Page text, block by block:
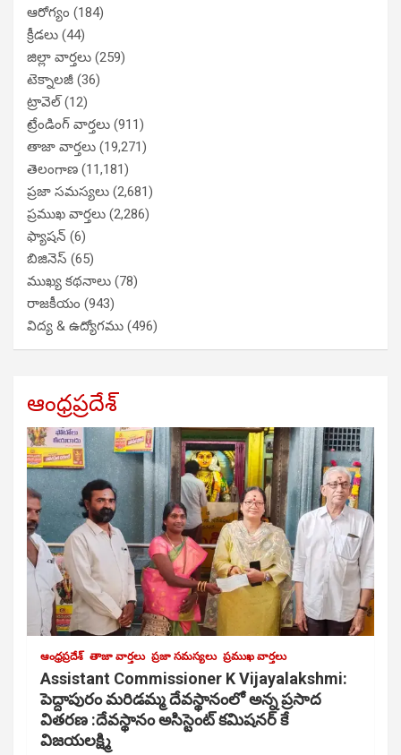
ఆరోగ్యం (184)
క్రీడలు (44)
జిల్లా వార్తలు (259)
టెక్నాలజీ (36)
ట్రావెల్(12)
ట్రేండింగ్ వార్తలు (911)
తాజా వార్తలు (19,271)
తెలంగాణ (11,181)
ప్రజా సమస్యలు (2,681)
ప్రముఖ వార్తలు (2,286)
ఫ్యాషన్ (6)
బిజినెస్ (65)
ముఖ్య కథనాలు (78)
రాజకీయం (943)
విద్య & ఉద్యోగము (496)
ఆంధ్రప్రదేశ్
ఆంధ్రప్రదేశ్ తాజా వార్తలు ప్రజా సమస్యలు ప్రముఖ వార్తలు
Assistant Commissioner K Vijayalakshmi:
పెద్దాపురం మరిడమ్మ దేవస్థానంలో అన్న ప్రసాద
వితరణ :దేవస్థానం అసిస్టెంట్ కమిషనర్ కే
విజయలక్ష్మి